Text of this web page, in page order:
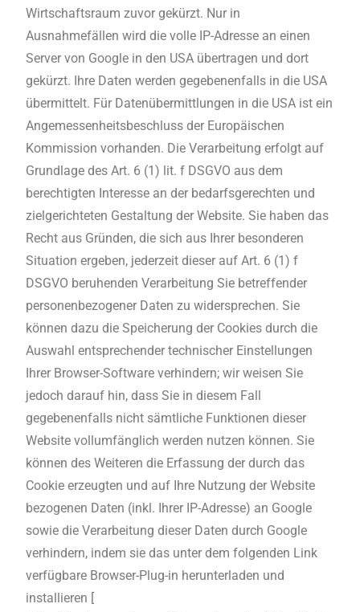
Wirtschaftsraum zuvor gekürzt. Nur in
Ausnahmefällen wird die volle IP-Adresse an einen
Server von Google in den USA übertragen und dort
gekürzt. Ihre Daten werden gegebenenfalls in die USA
übermittelt. Für Datenübermittlungen in die USA ist ein
Angemessenheitsbeschluss der Europäischen
Kommission vorhanden. Die Verarbeitung erfolgt auf
Grundlage des Art. 6 (1) lit. f DSGVO aus dem
berechtigten Interesse an der bedarfsgerechten und
zielgerichteten Gestaltung der Website. Sie haben das
Recht aus Gründen, die sich aus Ihrer besonderen
Situation ergeben, jederzeit dieser auf Art. 6 (1) f
DSGVO beruhenden Verarbeitung Sie betreffender
personenbezogener Daten zu widersprechen. Sie
können dazu die Speicherung der Cookies durch die
Auswahl entsprechender technischer Einstellungen
Ihrer Browser-Software verhindern; wir weisen Sie
jedoch darauf hin, dass Sie in diesem Fall
gegebenenfalls nicht sämtliche Funktionen dieser
Website vollumfänglich werden nutzen können. Sie
können des Weiteren die Erfassung der durch das
Cookie erzeugten und auf Ihre Nutzung der Website
bezogenen Daten (inkl. Ihrer IP-Adresse) an Google
sowie die Verarbeitung dieser Daten durch Google
verhindern, indem sie das unter dem folgenden Link
verfügbare Browser-Plug-in herunterladen und
installieren [